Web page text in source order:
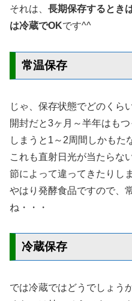
それは、 長期保存するとき
は冷蔵でOKです^^
常温保存
じゃ、保存状態でどのくら
開封だと3ヶ月～半年はも
しまうと1～2周間しかもた
これも直射日光が当たらな
節によって違ってきたりしま
やはり発酵食品ですので、
ね・・・
冷蔵保存
では冷蔵ではどうでしょう